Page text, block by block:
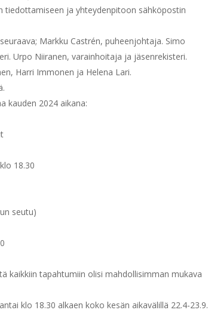
tiedottamiseen ja yhteydenpitoon sähköpostin
Markku Castrén, puheenjohtaja. Simo
Urpo Niiranen, varainhoitaja ja jäsenrekisteri.
Harri Immonen ja Helena Lari.
kauden 2024 aikana:
18.30
seutu)
kaikkiin tapahtumiin olisi mahdollisimman mukava
klo 18.30 alkaen koko kesän aikavälillä 22.4-23.9.